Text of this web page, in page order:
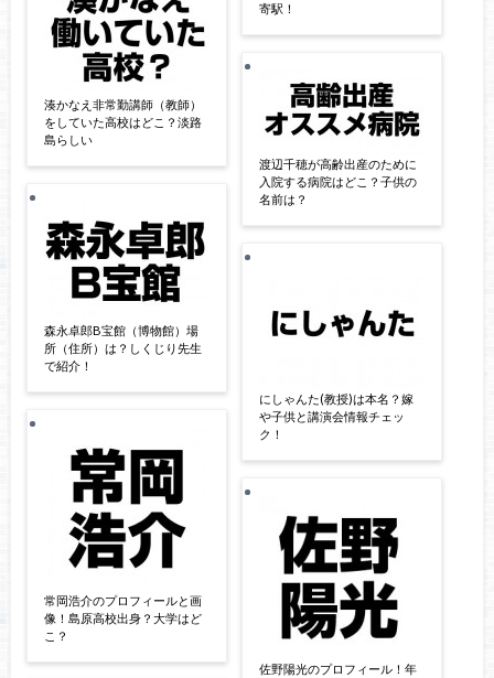
湊かなえ非常勤講師（教師）
をしていた高校はどこ？淡路
島らしい
森永卓郎B宝館（博物館）場
所（住所）は？しくじり先生
で紹介！
常岡浩介のプロフィールと画
像！島原高校出身？大学はど
こ？
寄駅！
渡辺千穂が高齢出産のために
入院する病院はどこ？子供の
名前は？
にしゃんた(教授)は本名？嫁
や子供と講演会情報チェッ
ク！
佐野陽光のプロフィール！年